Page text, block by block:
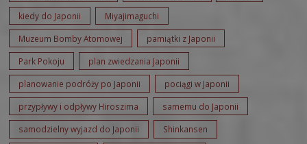
kiedy do Japonii Miyajimaguchi
Muzeum Bomby Atomowej pamiątki z Japonii
Park Pokoju plan zwiedzania Japonii
planowanie podróży po Japonii pociągi w Japonii
przypływy i odpływy Hiroszima samemu do Japonii
samodzielny wyjazd do Japonii Shinkansen